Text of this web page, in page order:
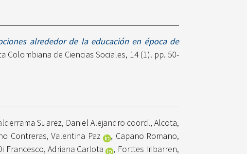
alrededor de la educación en época de
Colombiana de Ciencias Sociales, 14 (1). pp. 50-
Suarez, Daniel Alejandro coord.,Alcota,
Contreras, Valentina Paz , Capano Romano,
Francesco, Adriana Carlota , Forttes Iribarren,